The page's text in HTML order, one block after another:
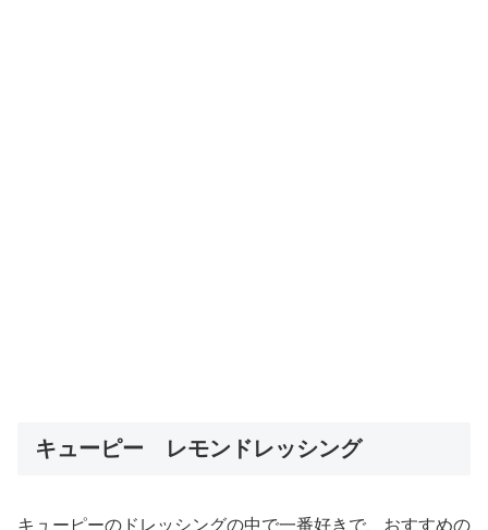
キューピー レモンドレッシング
キューピーのドレッシングの中で一番好きで、おすすめの